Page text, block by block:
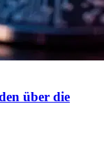
über die